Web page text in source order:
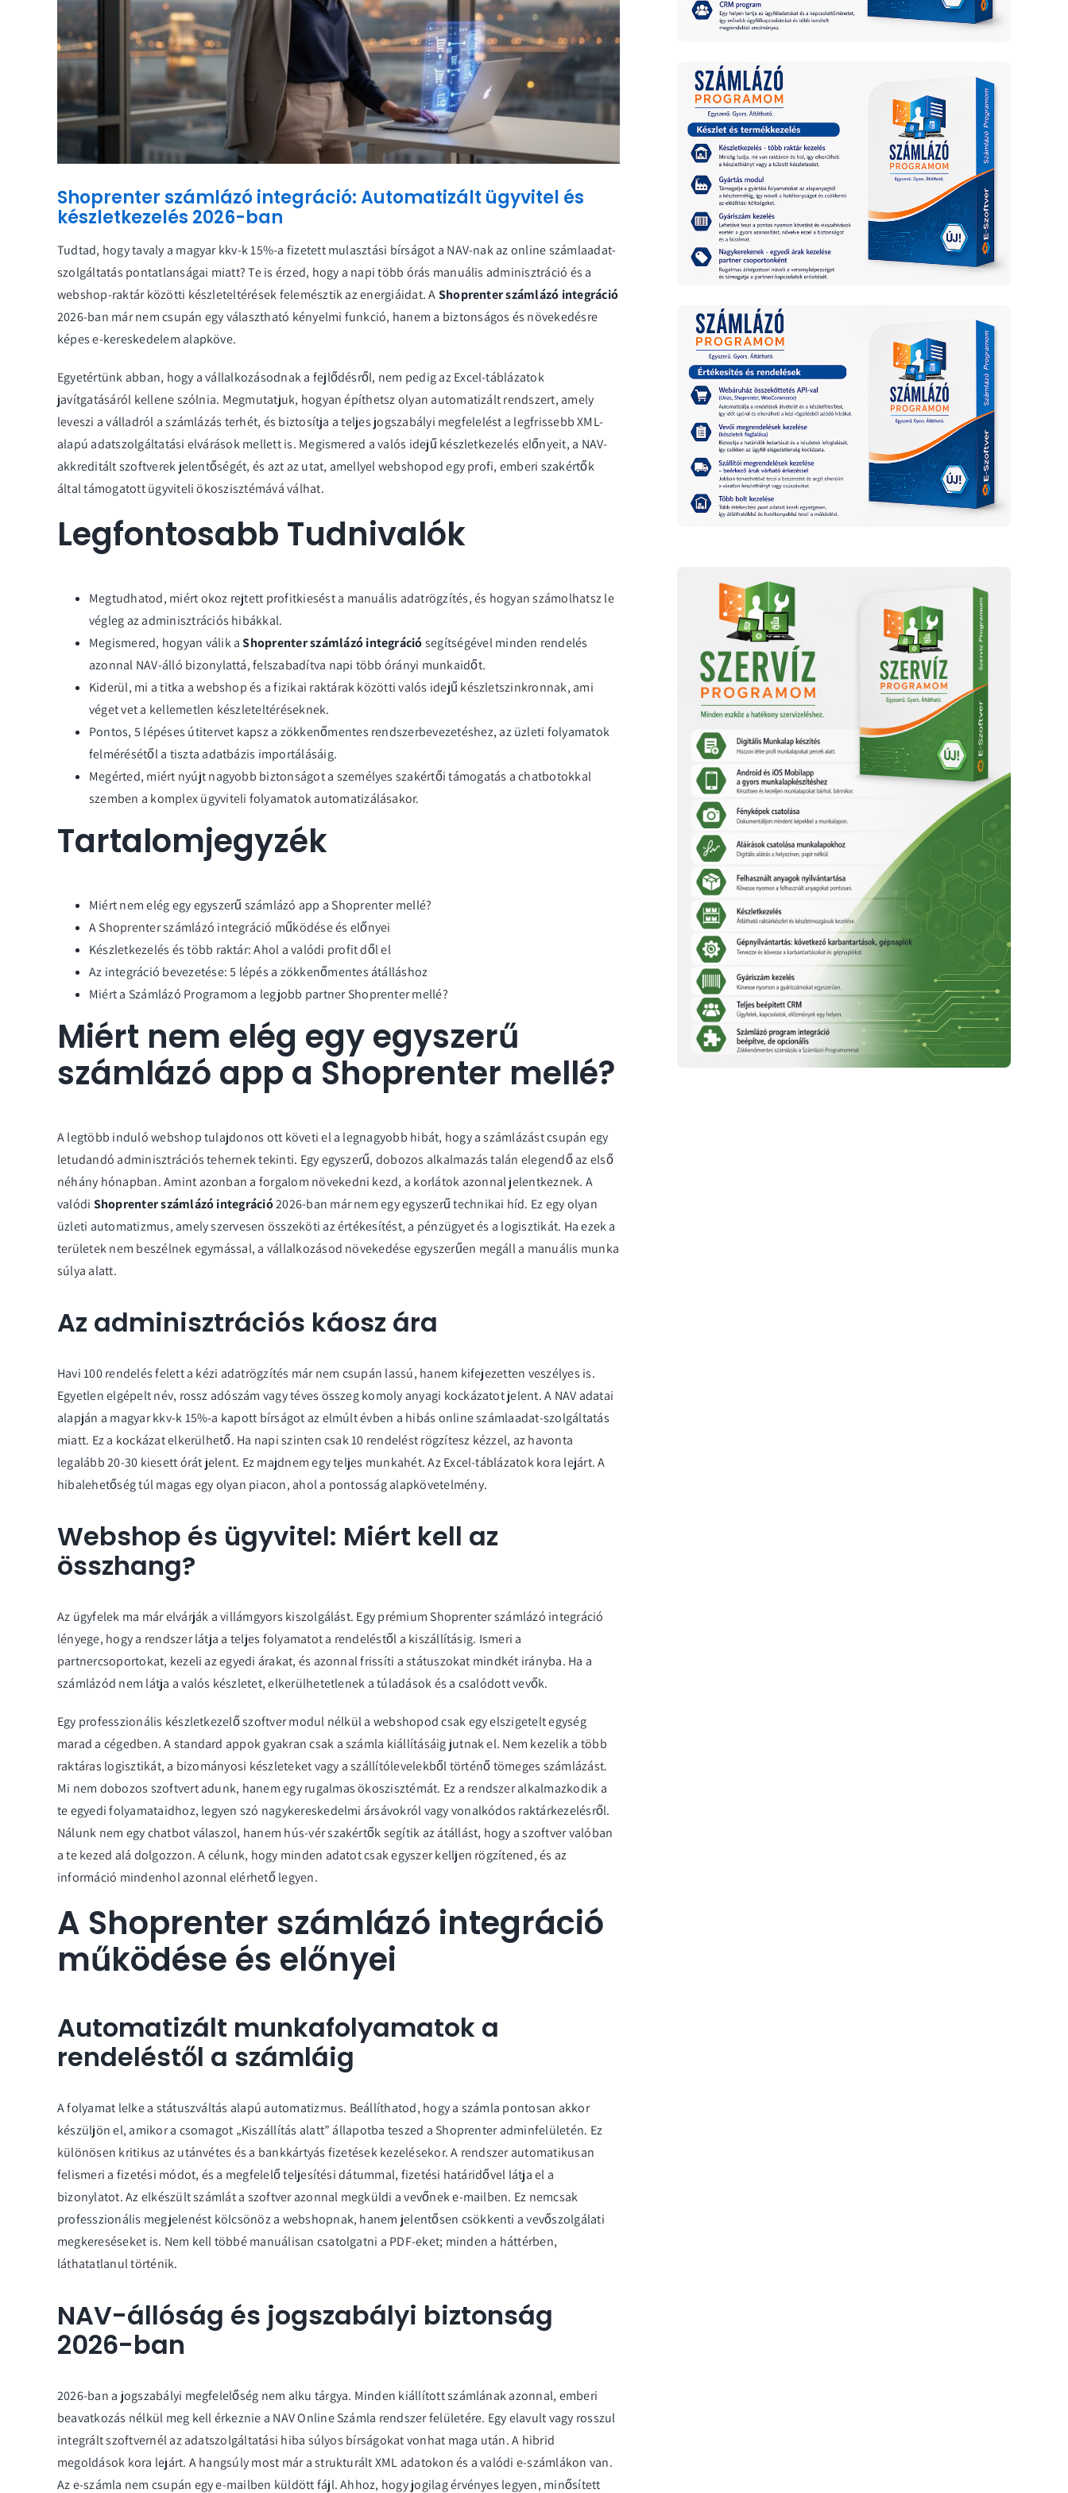
Shoprenter számlázó integráció: Automatizált ügyvitel és
készletkezelés 2026-ban
Tudtad, hogy tavaly a magyar kkv-k 15%-a fizetett mulasztási bírságot a NAV-nak az online számlaadat-
szolgáltatás pontatlanságai miatt? Te is érzed, hogy a napi több órás manuális adminisztráció és a
webshop-raktár közötti készleteltérések felemésztik az energiáidat. AShoprenter számlázó integráció
2026-ban már nem csupán egy választható kényelmi funkció, hanem a biztonságos és növekedésre
képes e-kereskedelem alapköve.
Egyetértünk abban, hogy a vállalkozásodnak a fejlődésről, nem pedig az Excel-táblázatok
javítgatásáról kellene szólnia. Megmutatjuk, hogyan építhetsz olyan automatizált rendszert, amely
leveszi a válladról a számlázás terhét, és biztosítja a teljes jogszabályi megfelelést a legfrissebb XML-
alapú adatszolgáltatási elvárások mellett is. Megismered a valós idejű készletkezelés előnyeit, a NAV-
akkreditált szoftverek jelentőségét, és azt az utat, amellyel webshopod egy profi, emberi szakértők
által támogatott ügyviteli ökoszisztémává válhat.
Legfontosabb Tudnivalók
Megtudhatod, miért okoz rejtett profitkiesést a manuális adatrögzítés, és hogyan számolhatsz le
végleg az adminisztrációs hibákkal.
Megismered, hogyan válik aShoprenter számlázó integrációsegítségével minden rendelés
azonnal NAV-álló bizonylattá, felszabadítva napi több órányi munkaidőt.
Kiderül, mi a titka a webshop és a fizikai raktárak közötti valós idejű készletszinkronnak, ami
véget vet a kellemetlen készleteltéréseknek.
Pontos, 5 lépéses útitervet kapsz a zökkenőmentes rendszerbevezetéshez, az üzleti folyamatok
felmérésétől a tiszta adatbázis importálásáig.
Megérted, miért nyújt nagyobb biztonságot a személyes szakértői támogatás a chatbotokkal
szemben a komplex ügyviteli folyamatok automatizálásakor.
Tartalomjegyzék
Miért nem elég egy egyszerű számlázó app a Shoprenter mellé?
A Shoprenter számlázó integráció működése és előnyei
Készletkezelés és több raktár: Ahol a valódi profit dől el
Az integráció bevezetése: 5 lépés a zökkenőmentes átálláshoz
Miért a Számlázó Programom a legjobb partner Shoprenter mellé?
Miért nem elég egy egyszerű
számlázó app a Shoprenter mellé?
A legtöbb induló webshop tulajdonos ott követi el a legnagyobb hibát, hogy a számlázást csupán egy
letudandó adminisztrációs tehernek tekinti. Egy egyszerű, dobozos alkalmazás talán elegendő az első
néhány hónapban. Amint azonban a forgalom növekedni kezd, a korlátok azonnal jelentkeznek. A
valódi Shoprenter számlázó integráció2026-ban már nem egy egyszerű technikai híd. Ez egy olyan
üzleti automatizmus, amely szervesen összeköti az értékesítést, a pénzügyet és a logisztikát. Ha ezek a
területek nem beszélnek egymással, a vállalkozásod növekedése egyszerűen megáll a manuális munka
súlya alatt.
Az adminisztrációs káosz ára
Havi 100 rendelés felett a kézi adatrögzítés már nem csupán lassú, hanem kifejezetten veszélyes is.
Egyetlen elgépelt név, rossz adószám vagy téves összeg komoly anyagi kockázatot jelent. A NAV adatai
alapján a magyar kkv-k 15%-a kapott bírságot az elmúlt évben a hibás online számlaadat-szolgáltatás
miatt. Ez a kockázat elkerülhető. Ha napi szinten csak 10 rendelést rögzítesz kézzel, az havonta
legalább 20-30 kiesett órát jelent. Ez majdnem egy teljes munkahét. Az Excel-táblázatok kora lejárt. A
hibalehetőség túl magas egy olyan piacon, ahol a pontosság alapkövetelmény.
Webshop és ügyvitel: Miért kell az
összhang?
Az ügyfelek ma már elvárják a villámgyors kiszolgálást. Egy prémium Shoprenter számlázó integráció
lényege, hogy a rendszer látja a teljes folyamatot a rendeléstől a kiszállításig. Ismeri a
partnercsoportokat, kezeli az egyedi árakat, és azonnal frissíti a státuszokat mindkét irányba. Ha a
számlázód nem látja a valós készletet, elkerülhetetlenek a túladások és a csalódott vevők.
Egy professzionális készletkezelő szoftvermodul nélkül a webshopod csak egy elszigetelt egység
marad a cégedben. A standard appok gyakran csak a számla kiállításáig jutnak el. Nem kezelik a több
raktáras logisztikát, a bizományosi készleteket vagy a szállítólevelekből történő tömeges számlázást.
Mi nem dobozos szoftvert adunk, hanem egy rugalmas ökoszisztémát. Ez a rendszer alkalmazkodik a
te egyedi folyamataidhoz, legyen szó nagykereskedelmi ársávokról vagy vonalkódos raktárkezelésről.
Nálunk nem egy chatbot válaszol, hanem hús-vér szakértők segítik az átállást, hogy a szoftver valóban
a te kezed alá dolgozzon. A célunk, hogy minden adatot csak egyszer kelljen rögzítened, és az
információ mindenhol azonnal elérhető legyen.
A Shoprenter számlázó integráció
működése és előnyei
Automatizált munkafolyamatok a
rendeléstől a számláig
A folyamat lelke a státuszváltás alapú automatizmus. Beállíthatod, hogy a számla pontosan akkor
készüljön el, amikor a csomagot „Kiszállítás alatt” állapotba teszed a Shoprenter adminfelületén. Ez
különösen kritikus az utánvétes és a bankkártyás fizetések kezelésekor. A rendszer automatikusan
felismeri a fizetési módot, és a megfelelő teljesítési dátummal, fizetési határidővel látja el a
bizonylatot. Az elkészült számlát a szoftver azonnal megküldi a vevőnek e-mailben. Ez nemcsak
professzionális megjelenést kölcsönöz a webshopnak, hanem jelentősen csökkenti a vevőszolgálati
megkereséseket is. Nem kell többé manuálisan csatolgatni a PDF-eket; minden a háttérben,
láthatatlanul történik.
NAV-állóság és jogszabályi biztonság
2026-ban
2026-ban a jogszabályi megfelelőség nem alku tárgya. Minden kiállított számlának azonnal, emberi
beavatkozás nélkül meg kell érkeznie a NAV Online Számla rendszerfelületére. Egy elavult vagy rosszul
integrált szoftvernél az adatszolgáltatási hiba súlyos bírságokat vonhat maga után. A hibrid
megoldások kora lejárt. A hangsúly most már a strukturált XML adatokon és a valódi e-számlákon van.
Az e-számla nem csupán egy e-mailben küldött fájl. Ahhoz, hogy jogilag érvényes legyen, minősített